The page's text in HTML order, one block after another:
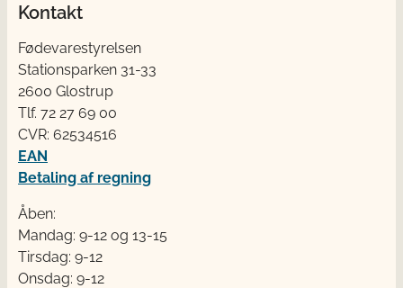
Kontakt
Fødevarestyrelsen
Stationsparken 31-33
2600 Glostrup
Tlf. 72 2​​​7 69 00
CVR: 62534516
EAN
Betaling af regning
Åben:
Mandag: 9-12 og 13-15
Tirsdag: 9-12
Onsdag: 9-12